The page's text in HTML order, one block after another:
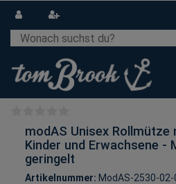
modAS Unisex
Kinder und Erwachsene -
geringelt
Artikelnummer: ModAS-2530-02-